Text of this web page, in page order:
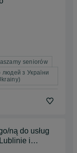
seniorów
з України
ną do usług
i